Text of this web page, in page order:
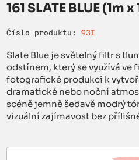
161 SLATE BLUE (1m
Číslo produktu: 93I
Slate Blue je světelný filtr s
odstínem, který se využívá ve
fotografické produkci k
dramatické nebo noční
scéně jemně šedavě modrý
vizuální zajímavost bez